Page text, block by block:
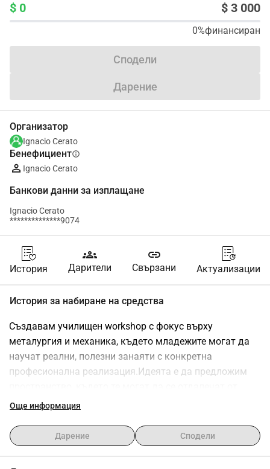
$ 0 $ 3 000
0%финансиран
Сподели
Дарение
Организатор
Ignacio Cerato
Бенефициентinfo
Ignacio Cerato
Банкови данни за изплащане
Ignacio Cerato
**************9074
История
groups
Дарители
link
Свързани Актуализации
История за набиране на средства
Създавам училищен workshop с фокус върху
металургия и механика, където младежите могат да
научат реални, полезни занаяти с конкретна
професионална реализация.Идеята е да предложим
улицата и лошите навици и да започнат да изграждат
сърцето.На това място ще намерят повече от
технически знания: ще открият реална възможност да
Още информация
Дарение Сподели